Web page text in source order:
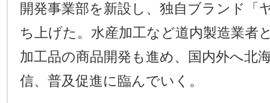
開発事業部を新設し、独自ブランド「
ち上げた。水産加工など道内製造業者
加工品の商品開発も進め、国内外へ北
信、普及促進に臨んでいく。